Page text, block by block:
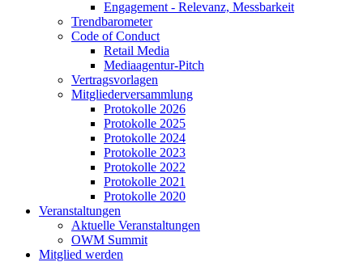
Engagement - Relevanz, Messbarkeit
Trendbarometer
Code of Conduct
Retail Media
Mediaagentur-Pitch
Vertragsvorlagen
Mitgliederversammlung
Protokolle 2026
Protokolle 2025
Protokolle 2024
Protokolle 2023
Protokolle 2022
Protokolle 2021
Protokolle 2020
Veranstaltungen
Aktuelle Veranstaltungen
OWM Summit
Mitglied werden